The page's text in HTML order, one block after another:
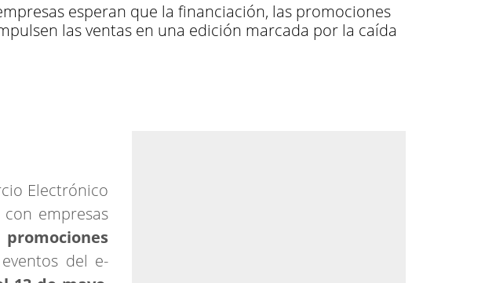
esperan que la financiación, las promociones
las ventas en una edición marcada por la caída
Electrónico
con empresas
del e-